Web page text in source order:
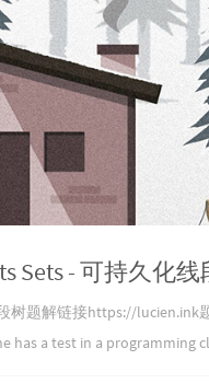
Sets - 可持久化
段树题解链接https://
has a test in a programming